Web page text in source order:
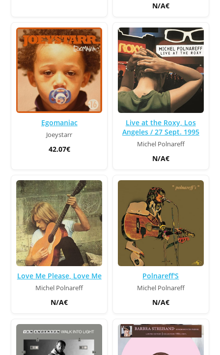
N/A€
Egomaniac
Joeystarr
42.07€
Live at the Roxy, Los
Angeles / 27 Sept. 1995
Michel Polnareff
N/A€
Love Me Please, Love Me
Michel Polnareff
N/A€
Polnareff'S
Michel Polnareff
N/A€